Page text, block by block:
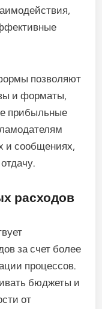
позволяют
и форматы,
прибыльные
и сообщениях,
расходов
за счет более
процессов.
бюджеты и
от